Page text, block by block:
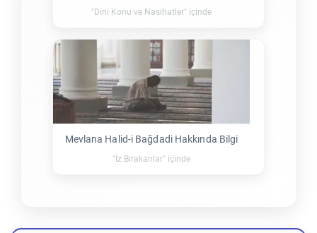
"Dini Konu ve Nasihatler" içinde
Mevlana Halid-i Bağdadi Hakkında Bilgi
"İz Bırakanlar" içinde